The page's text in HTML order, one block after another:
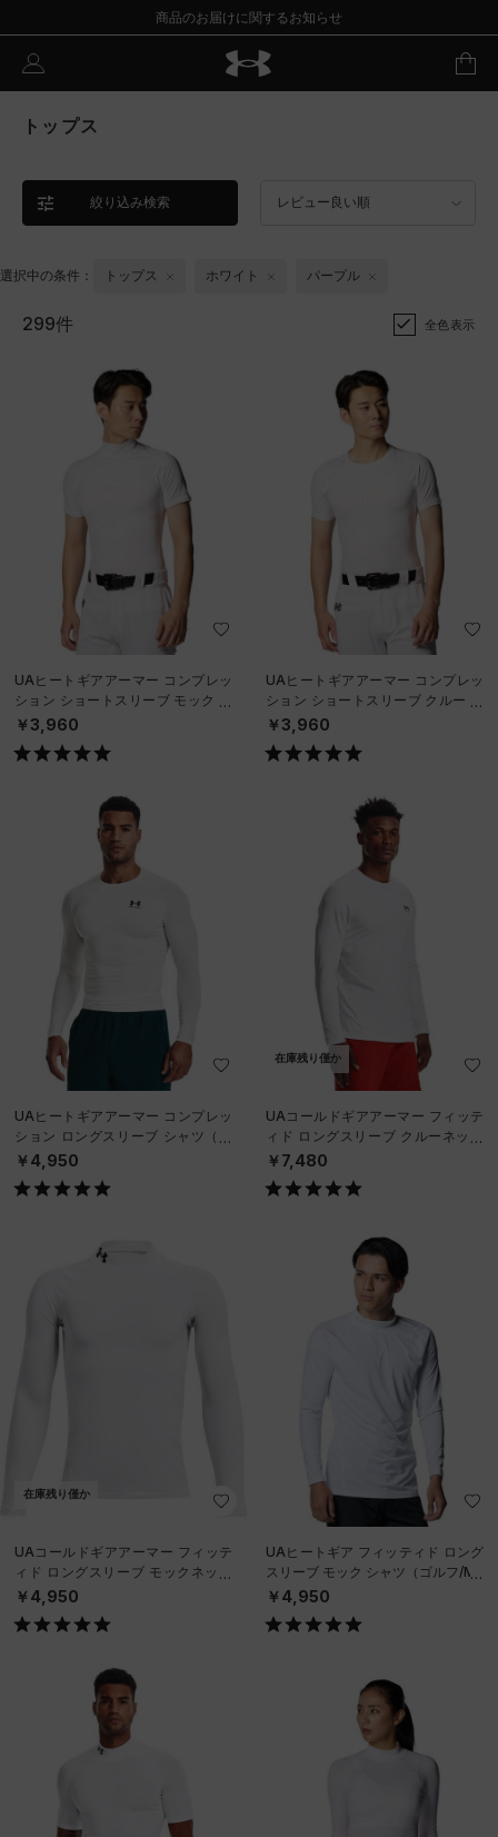
商品のお届けに関するお知らせ
トップス
絞り込み検索 レビュー良い順
選択中の条件： トップス ホワイト パープル
299件 全色表示
UAヒートギアアーマー コンプレッ
ション ショートスリーブ モック シ
ャツ（ベースボール/MEN）
￥3,960
UAヒートギアアーマー コンプレッ
ション ショートスリーブ クルー シ
ャツ（ベースボール/MEN）
￥3,960
UAヒートギアアーマー コンプレッ
ション ロングスリーブ シャツ（ト
レーニング/MEN）
￥4,950
在庫残り僅か
UAコールドギアアーマー フィッテ
ィド ロングスリーブ クルーネック
シャツ（トレーニング/MEN）
￥7,480
在庫残り僅か
UAコールドギアアーマー フィッテ
ィド ロングスリーブ モックネック
シャツ（トレーニング/BOYS）
￥4,950
UAヒートギア フィッティド ロング
スリーブ モック シャツ（ゴルフ/ME
N）
￥4,950